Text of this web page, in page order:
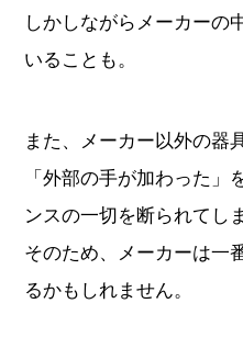
しかしながらメーカーの
いることも。
また、メーカー以外の器
「外部の手が加わった
ンスの一切を断られてし
そのため、メーカーは一
るかもしれません。